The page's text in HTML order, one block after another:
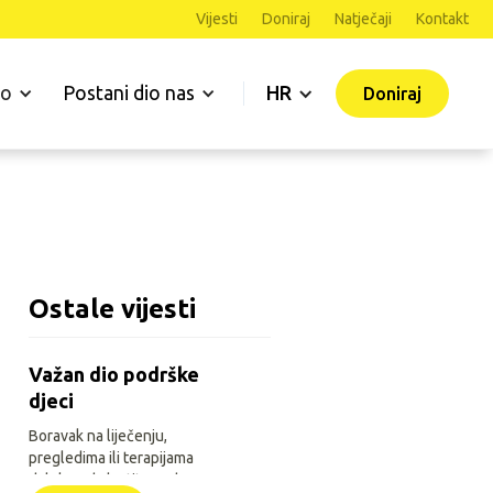
Vijesti Doniraj Natječaji Kontakt
Postani dio nas HR Doniraj
Ostale vijesti
Važan dio podrške
djeci
Boravak na liječenju,
pregledima ili terapijama
daleko od vlastitoga doma za